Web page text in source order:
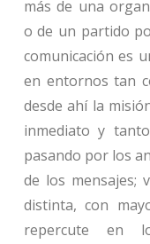
más de una
o de un partido
comunicación es
en entornos tan
desde ahí la
inmediato y
pasando por los
de los mensajes;
distinta, con
repercute en